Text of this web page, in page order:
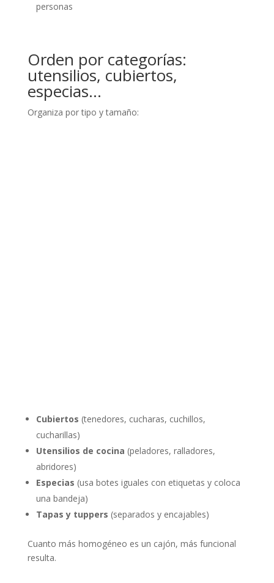
personas
Orden por categorías:
utensilios, cubiertos,
especias…
Organiza por tipo y tamaño:
Cubiertos (tenedores, cucharas, cuchillos,
cucharillas)
Utensilios de cocina (peladores, ralladores,
abridores)
Especias (usa botes iguales con etiquetas y coloca
una bandeja)
Tapas y tuppers (separados y encajables)
Cuanto más homogéneo es un cajón, más funcional
resulta.